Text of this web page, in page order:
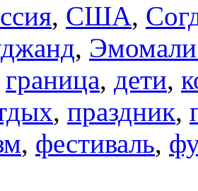
, США,
,
граница, дети,
, праздник,
, фестиваль,